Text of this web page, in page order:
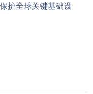
护全球关键基础设